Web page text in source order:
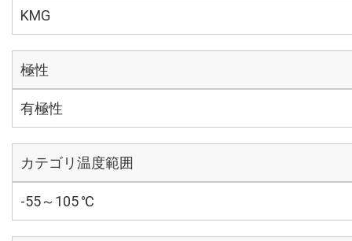
KMG
極性
有極性
カテゴリ温度範囲
-55～105 ℃